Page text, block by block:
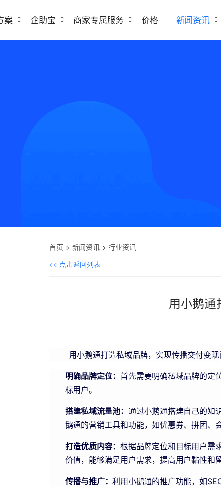
案 企助宝 商家专属服务 价格 新闻资讯
首页 新闻资讯
行业资讯
<< 点击返回列表
用小鹅通
用小鹅通打造私域品牌，实现传播交付变现
明确品牌定位： 首先需要明确私域品牌的定
标用户。
搭建私域流量池： 通过小鹅通搭建自己的知
鹅通的营销工具和功能，如优惠券、拼团、
打造优质内容： 根据品牌定位和目标用户需
价值，能够满足用户需求，提高用户黏性和
传播与推广： 利用小鹅通的推广功能，如